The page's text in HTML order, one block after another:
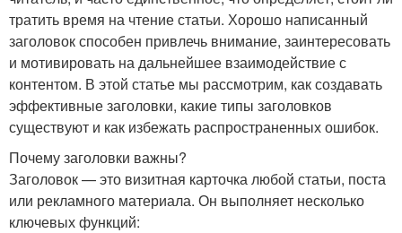
тратить время на чтение статьи. Хорошо написанный
заголовок способен привлечь внимание, заинтересовать
и мотивировать на дальнейшее взаимодействие с
контентом. В этой статье мы рассмотрим, как создавать
эффективные заголовки, какие типы заголовков
существуют и как избежать распространенных ошибок.
Почему заголовки важны?
Заголовок — это визитная карточка любой статьи, поста
или рекламного материала. Он выполняет несколько
ключевых функций: